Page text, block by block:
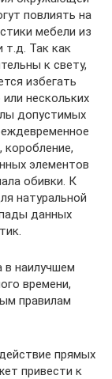
повлиять на
мебели из
т.д. Так как
к свету,
избегать
нескольких
допустимых
коробление,
элементов
обивки. К
натуральной
данных
в наилучшем
времени,
правилам
прямых
привести к